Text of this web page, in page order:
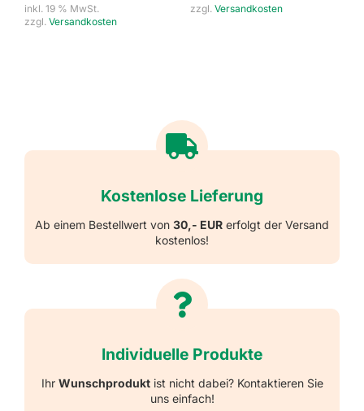
inkl. 19 % MwSt.
zzgl. Versandkosten
zzgl. Versandkosten
Kostenlose Lieferung
Ab einem Bestellwert von 30,- EUR erfolgt der Versand
kostenlos!
Individuelle Produkte
Ihr Wunschproduktist nicht dabei? Kontaktieren Sie
uns einfach!